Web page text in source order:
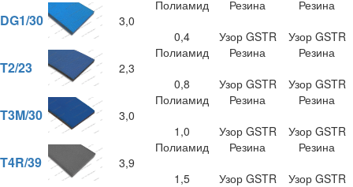
DG1/30 3,0
Полиамид
0,4
Резина
Узор GSTR
Резина
Узор GSTR
T2/23 2,3
Полиамид
0,8
Резина
Узор GSTR
Резина
Узор GSTR
T3M/30 3,0
Полиамид
1,0
Резина
Узор GSTR
Резина
Узор GSTR
T4R/39 3,9
Полиамид
1,5
Резина
Узор GSTR
Резина
Узор GSTR